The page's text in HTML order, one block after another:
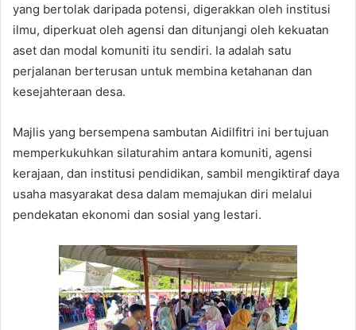
yang bertolak daripada potensi, digerakkan oleh institusi
ilmu, diperkuat oleh agensi dan ditunjangi oleh kekuatan
aset dan modal komuniti itu sendiri. Ia adalah satu
perjalanan berterusan untuk membina ketahanan dan
kesejahteraan desa.
Majlis yang bersempena sambutan Aidilfitri ini bertujuan
memperkukuhkan silaturahim antara komuniti, agensi
kerajaan, dan institusi pendidikan, sambil mengiktiraf daya
usaha masyarakat desa dalam memajukan diri melalui
pendekatan ekonomi dan sosial yang lestari.